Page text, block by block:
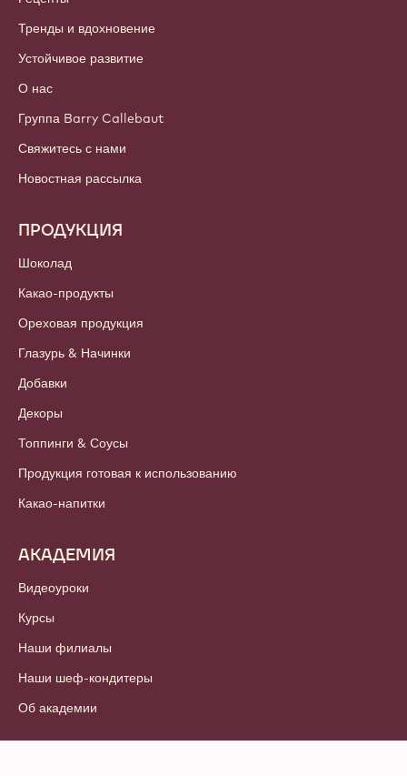
Тренды и вдохновение
Устойчивое развитие
О нас
Группа Barry Callebaut
Свяжитесь с нами
Новостная рассылка
ПРОДУКЦИЯ
Шоколад
Какао-продукты
Ореховая продукция
Глазурь & Начинки
Добавки
Декоры
Топпинги & Соусы
Продукция готовая к использованию
Какао-напитки
АКАДЕМИЯ
Видеоуроки
Курсы
Наши филиалы
Наши шеф-кондитеры
Об академии